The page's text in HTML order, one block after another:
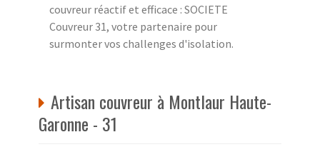
couvreur réactif et efficace : SOCIETE
Couvreur 31, votre partenaire pour
surmonter vos challenges d'isolation.
Artisan couvreur à Montlaur Haute-
Garonne - 31